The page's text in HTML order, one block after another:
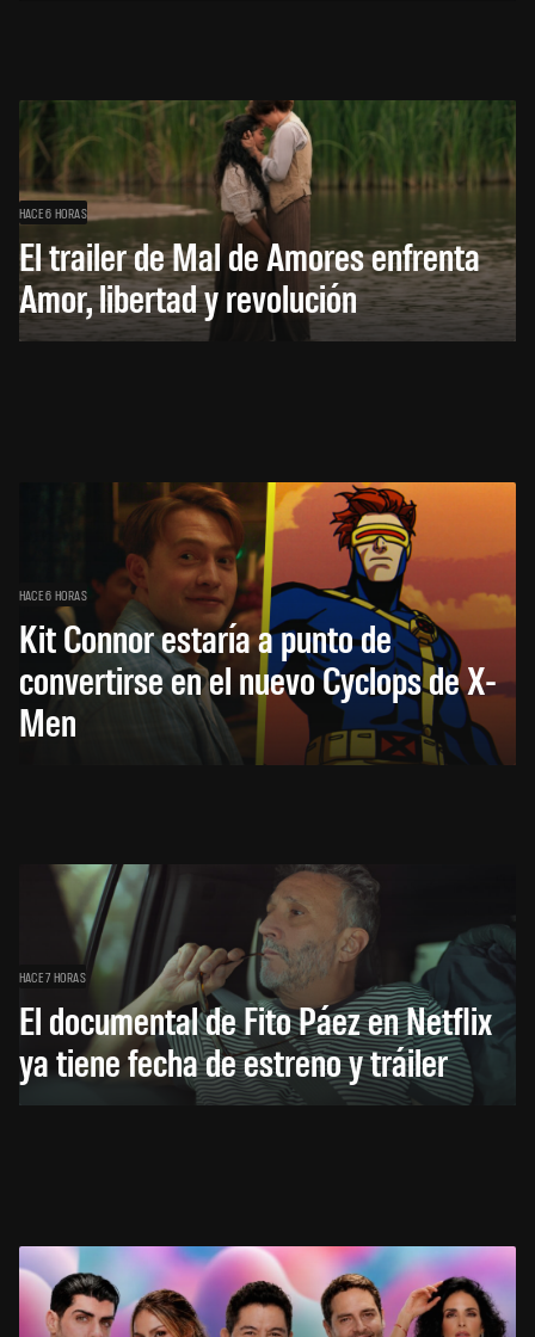
HACE 6 HORAS
El trailer de Mal de Amores enfrenta
Amor, libertad y revolución
HACE 6 HORAS
Kit Connor estaría a punto de
convertirse en el nuevo Cyclops de X-
Men
HACE 7 HORAS
El documental de Fito Páez en Netflix
ya tiene fecha de estreno y tráiler